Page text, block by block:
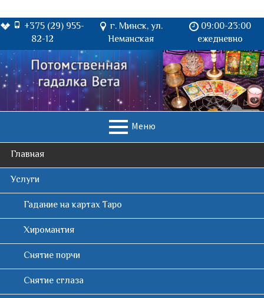
+375 (29) 955-
82-12
г. Минск, ул.
Неманская
09:00-23:00
ежедневно
П
е
р
е
к
о
е
ж
м
м
Меню
О
С
Главная
Услуги
Гадание на картах Таро
Хиромантия
Снятие порчи
Снятие сглаза